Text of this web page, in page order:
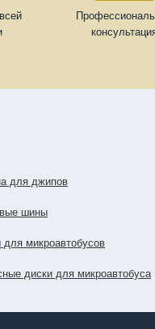
для джипов
шины
микроавтобусов
диски для микроавтобуса